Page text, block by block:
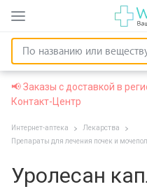
📢 Заказы с доставкой в
Контакт-Центр
Интернет-аптека
Лекарства
Препараты для лечения почек и
Уролесан